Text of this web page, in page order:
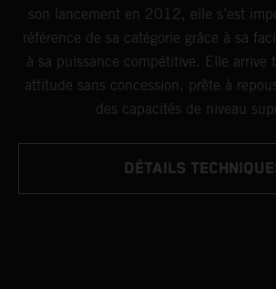
son lancement en 2012, elle s’est
référence de sa catégorie grâce à sa
à sa puissance compétitive. Elle arrive
attitude sans concession, prête à
des capacités de niveau
DÉTAILS